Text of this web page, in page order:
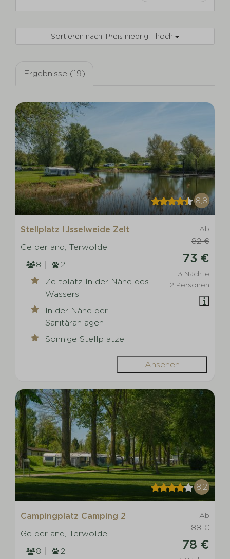
Sortieren nach: Preis niedrig - hoch
Ergebnisse (19)
8,8
Ab
82 €
73 €
3 Nächte
2 Personen
Stellplatz IJsselweide Zelt
Gelderland, Terwolde
8
2
Zeltplatz In der Nähe des
Wassers
In der Nähe der
Sanitäranlagen
Sonnige Stellplätze
Ansehen
8,2
Ab
88 €
78 €
Campingplatz Camping 2
Gelderland, Terwolde
8
2